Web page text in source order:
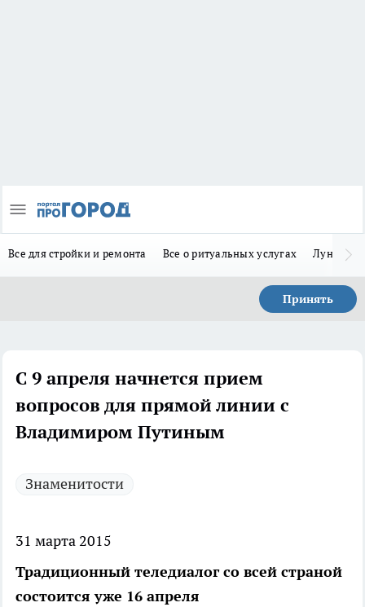
Все для стройки и ремонта Все о ритуальных услугах Лунно-
Принять
С 9 апреля начнется прием
вопросов для прямой линии с
Владимиром Путиным
Знаменитости
31 марта 2015
Традиционный теледиалог со всей страной
состоится уже 16 апреля